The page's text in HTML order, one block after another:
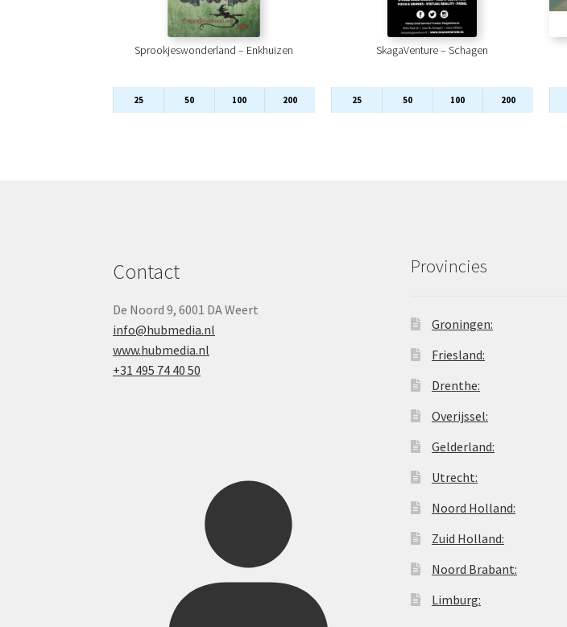
Sprookjeswonderland – Enkhuizen
25 50 100 200
SkagaVenture – Schagen
25 50 100 200
Contact
De Noord 9, 6001 DA Weert
info@hubmedia.nl
www.hubmedia.nl
+31 495 74 40 50
Provincies
Groningen:
Friesland:
Drenthe:
Overijssel:
Gelderland:
Utrecht:
Noord Holland:
Zuid Holland:
Noord Brabant:
Limburg: